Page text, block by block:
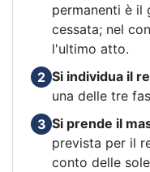
permanenti è il
cessata; nel
l'ultimo atto.
2 Si individua il
una delle tre
3 Si prende il
prevista per il
conto delle